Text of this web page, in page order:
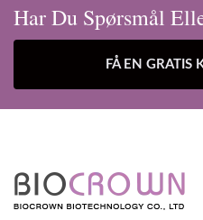
Har Du Spørsmål
FÅ EN GRATIS